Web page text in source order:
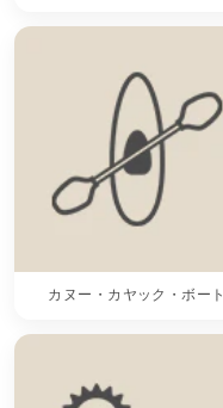
カヌー・カヤック・ボート